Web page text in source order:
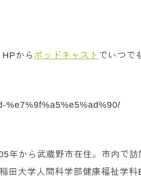
から ポッドキャスト でいつで
%e7%9f%a5%e5%ad%90/
から武蔵野市在住。市内で
大学人間科学部健康福祉学科